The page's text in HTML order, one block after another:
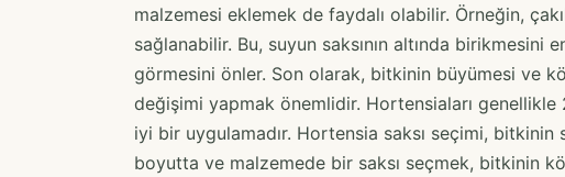
malzemesi eklemek de faydalı olabilir. Örneğin,
sağlanabilir. Bu, suyun saksının altında
görmesini önler. Son olarak, bitkinin büyümesi ve
değişimi yapmak önemlidir. Hortensiaları
iyi bir uygulamadır. Hortensia saksı seçimi, bitkinin
boyutta ve malzemede bir saksı seçmek, bitkinin